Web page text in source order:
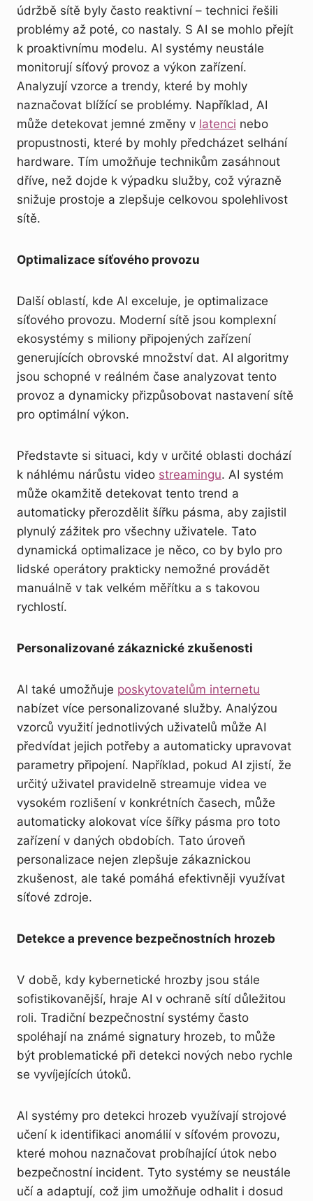
údržbě sítě byly často reaktivní – technici řešili
problémy až poté, co nastaly. S AI se mohlo přejít
k proaktivnímu modelu. AI systémy neustále
monitorují síťový provoz a výkon zařízení.
Analyzují vzorce a trendy, které by mohly
naznačovat blížící se problémy. Například, AI
může detekovat jemné změny v latenci nebo
propustnosti, které by mohly předcházet selhání
hardware. Tím umožňuje technikům zasáhnout
dříve, než dojde k výpadku služby, což výrazně
snižuje prostoje a zlepšuje celkovou spolehlivost
sítě.
Optimalizace síťového provozu
Další oblastí, kde AI exceluje, je optimalizace
síťového provozu. Moderní sítě jsou komplexní
ekosystémy s miliony připojených zařízení
generujících obrovské množství dat. AI algoritmy
jsou schopné v reálném čase analyzovat tento
provoz a dynamicky přizpůsobovat nastavení sítě
pro optimální výkon.
Představte si situaci, kdy v určité oblasti dochází
k náhlému nárůstu video streamingu. AI systém
může okamžitě detekovat tento trend a
automaticky přerozdělit šířku pásma, aby zajistil
plynulý zážitek pro všechny uživatele. Tato
dynamická optimalizace je něco, co by bylo pro
lidské operátory prakticky nemožné provádět
manuálně v tak velkém měřítku a s takovou
rychlostí.
Personalizované zákaznické zkušenosti
AI také umožňuje poskytovatelům internetu
nabízet více personalizované služby. Analýzou
vzorců využití jednotlivých uživatelů může AI
předvídat jejich potřeby a automaticky upravovat
parametry připojení. Například, pokud AI zjistí, že
určitý uživatel pravidelně streamuje videa ve
vysokém rozlišení v konkrétních časech, může
automaticky alokovat více šířky pásma pro toto
zařízení v daných obdobích. Tato úroveň
personalizace nejen zlepšuje zákaznickou
zkušenost, ale také pomáhá efektivněji využívat
síťové zdroje.
Detekce a prevence bezpečnostních hrozeb
V době, kdy kybernetické hrozby jsou stále
sofistikovanější, hraje AI v ochraně sítí důležitou
roli. Tradiční bezpečnostní systémy často
spoléhají na známé signatury hrozeb, to může
být problematické při detekci nových nebo rychle
se vyvíjejících útoků.
AI systémy pro detekci hrozeb využívají strojové
učení k identifikaci anomálií v síťovém provozu,
které mohou naznačovat probíhající útok nebo
bezpečnostní incident. Tyto systémy se neustále
učí a adaptují, což jim umožňuje odhalit i dosud